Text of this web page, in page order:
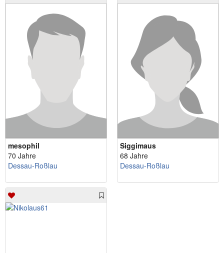
mesophil
70 Jahre
Dessau-Roßlau
Siggimaus
68 Jahre
Dessau-Roßlau